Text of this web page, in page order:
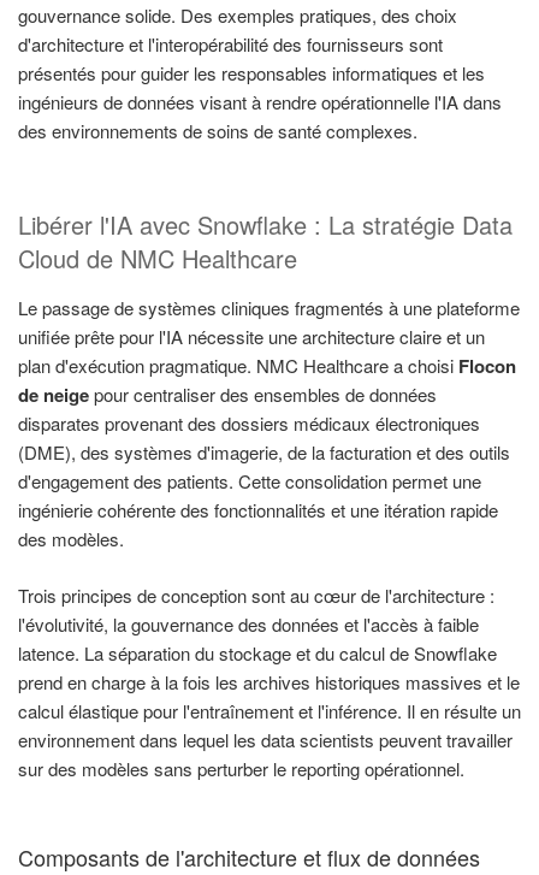
gouvernance solide. Des exemples pratiques, des choix
d'architecture et l'interopérabilité des fournisseurs sont
présentés pour guider les responsables informatiques et les
ingénieurs de données visant à rendre opérationnelle l'IA dans
des environnements de soins de santé complexes.
Libérer l'IA avec Snowflake : La stratégie Data
Cloud de NMC Healthcare
Le passage de systèmes cliniques fragmentés à une plateforme
unifiée prête pour l'IA nécessite une architecture claire et un
plan d'exécution pragmatique. NMC Healthcare a choisi Flocon
de neigepour centraliser des ensembles de données
disparates provenant des dossiers médicaux électroniques
(DME), des systèmes d'imagerie, de la facturation et des outils
d'engagement des patients. Cette consolidation permet une
ingénierie cohérente des fonctionnalités et une itération rapide
des modèles.
Trois principes de conception sont au cœur de l'architecture :
l'évolutivité, la gouvernance des données et l'accès à faible
latence. La séparation du stockage et du calcul de Snowflake
prend en charge à la fois les archives historiques massives et le
calcul élastique pour l'entraînement et l'inférence. Il en résulte un
environnement dans lequel les data scientists peuvent travailler
sur des modèles sans perturber le reporting opérationnel.
Composants de l'architecture et flux de données